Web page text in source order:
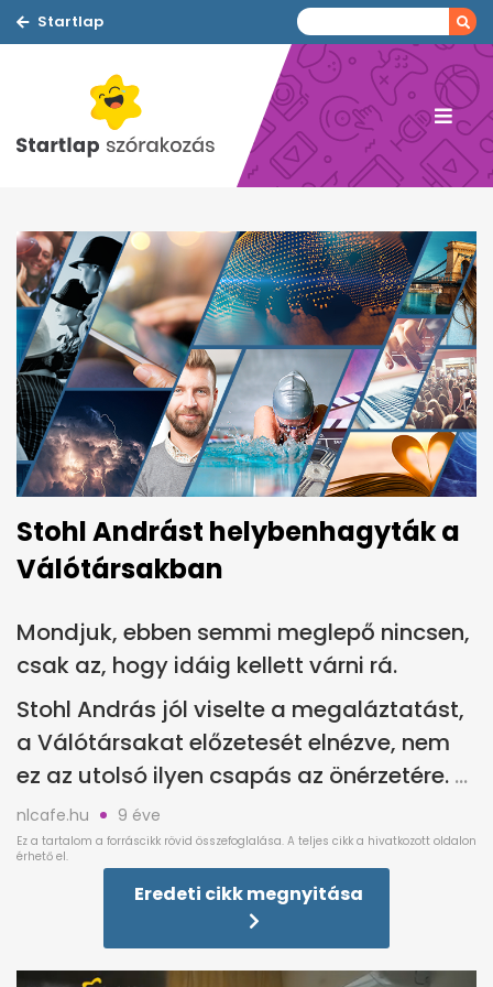
Startlap
Stohl Andrást helybenhagyták a
Válótársakban
Mondjuk, ebben semmi meglepő nincsen,
csak az, hogy idáig kellett várni rá.
Stohl András jól viselte a megaláztatást,
a Válótársakat előzetesét elnézve, nem
ez az utolsó ilyen csapás az önérzetére.
nlcafe.hu 9 éve
Eredeti cikk megnyitása